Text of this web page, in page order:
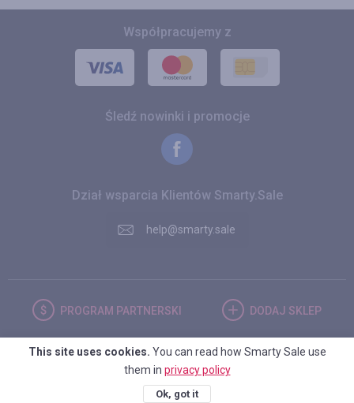
Współpracujemy z
Śledź nowinki i promocje
Dział wsparcia Klientów Smarty.Sale
help@smarty.sale
PROGRAM PARTNERSKI DODAJ SKLEP
POLSKA
This site uses cookies. You can read how Smarty Sale use
them in privacy policy
Ok, got it